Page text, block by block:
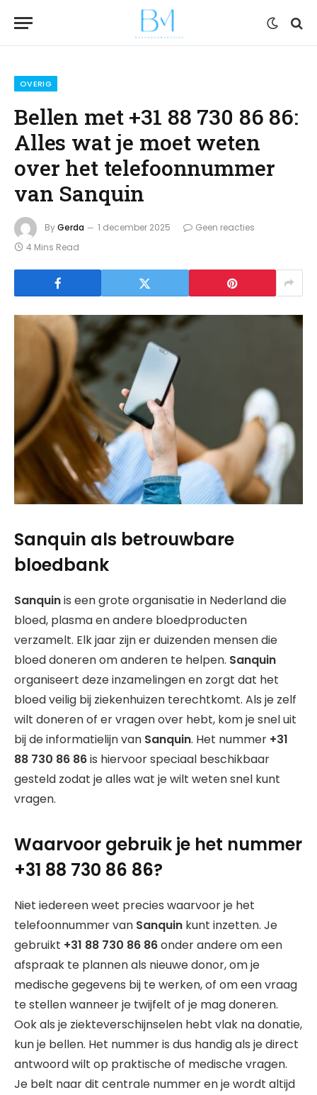
OVERIG
Bellen met +31 88 730 86 86:
Alles wat je moet weten
over het telefoonnummer
van Sanquin
ByGerda 1 december 2025
Geen reacties
4 Mins Read
Sanquin als betrouwbare
bloedbank
Sanquinis een grote organisatie in Nederland die
bloed, plasma en andere bloedproducten
verzamelt. Elk jaar zijn er duizenden mensen die
bloed doneren om anderen te helpen. Sanquin
organiseert deze inzamelingen en zorgt dat het
bloed veilig bij ziekenhuizen terechtkomt. Als je zelf
wilt doneren of er vragen over hebt, kom je snel uit
bij de informatielijn van Sanquin. Het nummer +31
88 730 86 86is hiervoor speciaal beschikbaar
gesteld zodat je alles wat je wilt weten snel kunt
vragen.
Waarvoor gebruik je het nummer
+31 88 730 86 86?
Niet iedereen weet precies waarvoor je het
telefoonnummer van Sanquin kunt inzetten. Je
gebruikt +31 88 730 86 86onder andere om een
afspraak te plannen als nieuwe donor, om je
medische gegevens bij te werken, of om een vraag
te stellen wanneer je twijfelt of je mag doneren.
Ook als je ziekteverschijnselen hebt vlak na donatie,
kun je bellen. Het nummer is dus handig als je direct
antwoord wilt op praktische of medische vragen.
Je belt naar dit centrale nummer en je wordt altijd